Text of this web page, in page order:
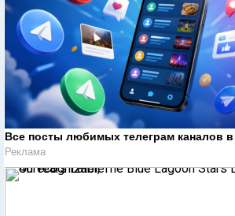
Все посты любимых телеграм каналов
Реклама